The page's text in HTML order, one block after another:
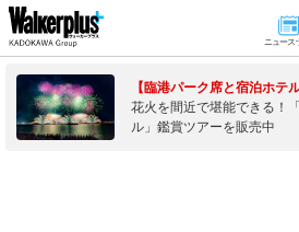
ニュース
【臨港パーク席と宿泊ホテ
花火を間近で堪能できる！
ル」鑑賞ツアーを販売中